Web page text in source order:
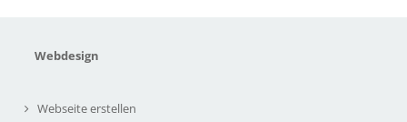
Webdesign
Webseite erstellen